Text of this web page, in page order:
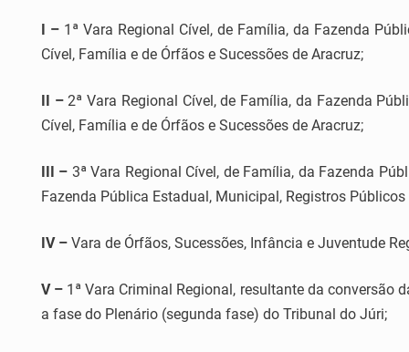
I –1ª Vara Regional Cível, de Família, da Fazenda
Cível, Família e de Órfãos e Sucessões de Aracruz;
II –2ª Vara Regional Cível, de Família, da Fazenda
Cível, Família e de Órfãos e Sucessões de Aracruz;
III – 3ª Vara Regional Cível, de Família, da Fazenda
Fazenda Pública Estadual, Municipal, Registros
IV –Vara de Órfãos, Sucessões, Infância e Juventude
V –1ª Vara Criminal Regional, resultante da conversão
a fase do Plenário (segunda fase) do Tribunal do Júri;